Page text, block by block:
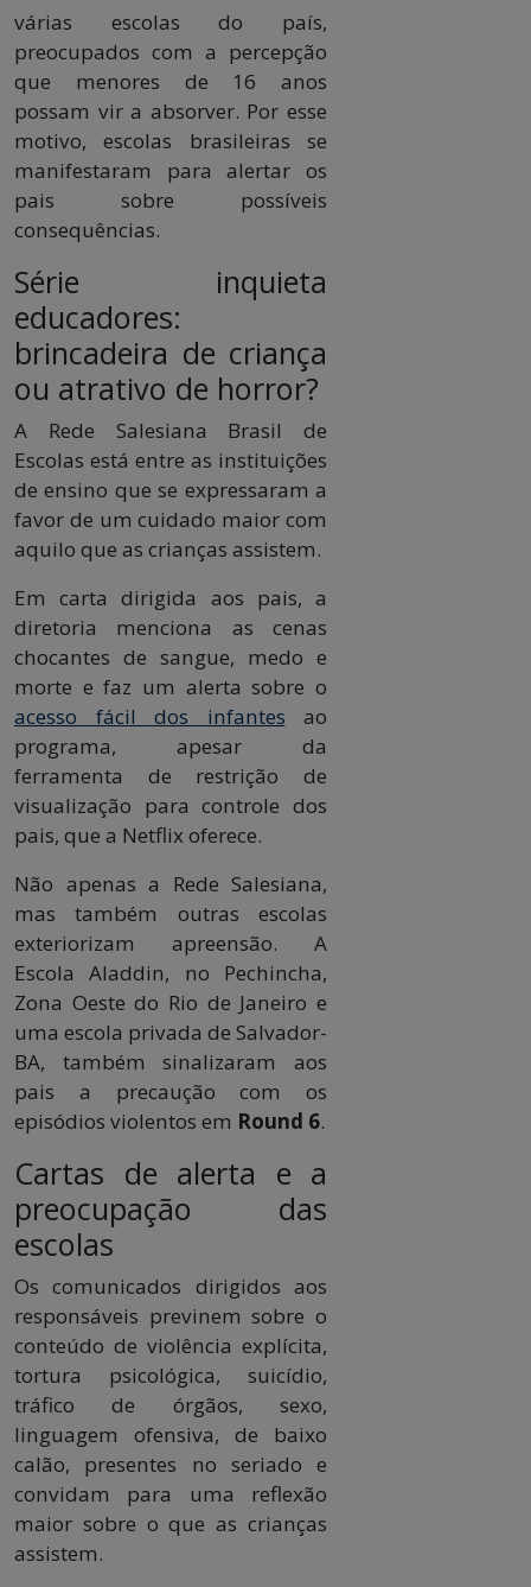
várias escolas do país,
preocupados com a percepção
que menores de 16 anos
possam vir a absorver. Por esse
motivo, escolas brasileiras se
manifestaram para alertar os
pais sobre possíveis
consequências.
Série inquieta
educadores:
brincadeira de criança
ou atrativo de horror?
A Rede Salesiana Brasil de
Escolas está entre as instituições
de ensino que se expressaram a
favor de um cuidado maior com
aquilo que as crianças assistem.
Em carta dirigida aos pais, a
diretoria menciona as cenas
chocantes de sangue, medo e
morte e faz um alerta sobre o
acesso fácil dos infantes ao
programa, apesar da
ferramenta de restrição de
visualização para controle dos
pais, que a Netflix oferece.
Não apenas a Rede Salesiana,
mas também outras escolas
exteriorizam apreensão. A
Escola Aladdin, no Pechincha,
Zona Oeste do Rio de Janeiro e
uma escola privada de Salvador-
BA, também sinalizaram aos
pais a precaução com os
episódios violentos em Round 6.
Cartas de alerta e a
preocupação das
escolas
Os comunicados dirigidos aos
responsáveis previnem sobre o
conteúdo de violência explícita,
tortura psicológica, suicídio,
tráfico de órgãos, sexo,
linguagem ofensiva, de baixo
calão, presentes no seriado e
convidam para uma reflexão
maior sobre o que as crianças
assistem.